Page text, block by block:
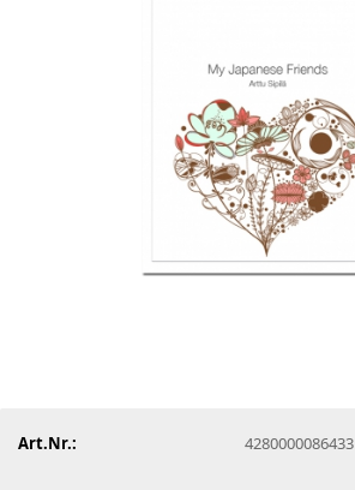
Art.Nr.: 4280000086433